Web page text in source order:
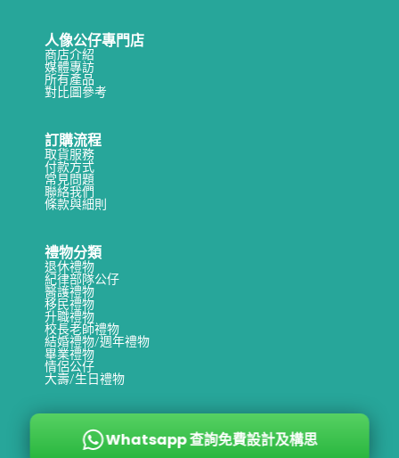
Whatsapp 查詢免費設計及構思
人像公仔專門店
商店介紹
媒體專訪
所有產品
對比圖參考
訂購流程
取貨服務
付款方式
常見問題
聯絡我們
條款與細則
禮物分類
退休禮物
紀律部隊公仔
醫護禮物
移民禮物
升職禮物
校長老師禮物
結婚禮物/週年禮物
畢業禮物
情侶公仔
大壽/生日禮物